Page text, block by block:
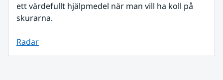
ett värdefullt hjälpmedel när man vill ha koll på
skurarna.
Radar